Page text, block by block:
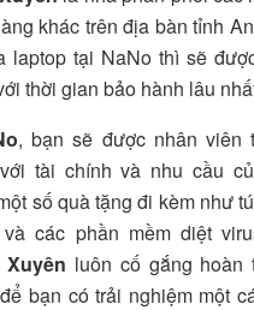
khác trên địa bàn tỉnh
laptop tại NaNo thì sẽ
thời gian bảo hành lâu
, bạn sẽ được nhân viên
tài chính và nhu cầu
số quà tặng đi kèm như
các phần mềm diệt
luôn cố gắng hoàn
bạn có trải nghiệm một